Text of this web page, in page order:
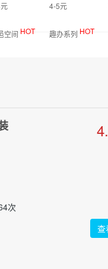
4-5元
空间 HOT 趣办系列 HOT
次
查